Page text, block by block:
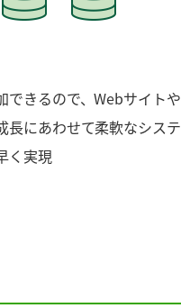
できるので、Webサイトや
長にあわせて柔軟なシステ
く実現